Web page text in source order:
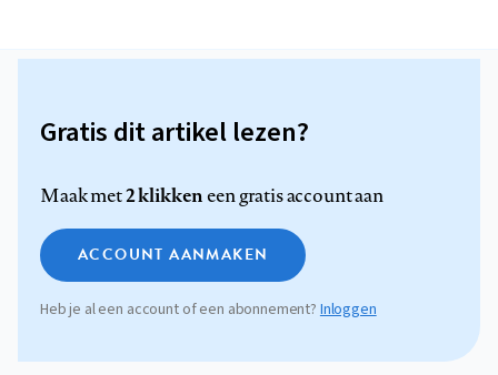
Gratis dit artikel lezen?
Maak met2 klikkeneen gratis account aan
ACCOUNT AANMAKEN
Heb je al een account of een abonnement? Inloggen